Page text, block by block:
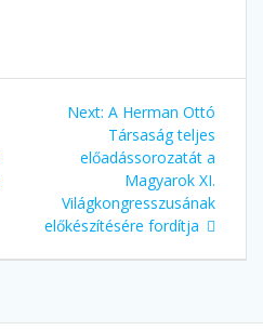
Next: A Herman Ottó
Társaság teljes
előadássorozatát a
Magyarok XI.
Világkongresszusának
előkészítésére fordítja